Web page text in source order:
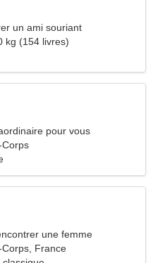
un ami souriant
kg (154 livres)
pour vous
une femme
France